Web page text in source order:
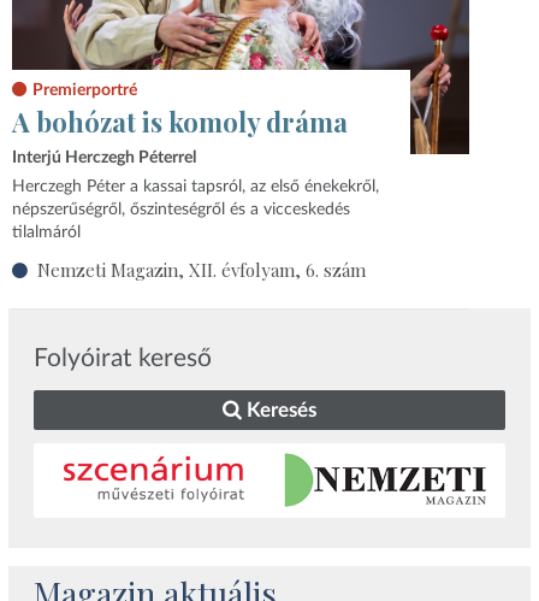
Premierportré
A bohózat is komoly dráma
Interjú Herczegh Péterrel
Herczegh Péter a kassai tapsról, az első énekekről,
népszerűségről, őszinteségről és a vicceskedés
tilalmáról
Nemzeti Magazin, XII. évfolyam, 6. szám
Folyóirat kereső
Keresés